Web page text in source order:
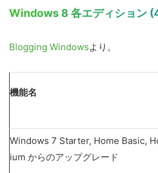
Windows 8 各エディション
Blogging Windowsより。
機能名
Windows 7 Starter, Home Basic,
ium からのアップグレード